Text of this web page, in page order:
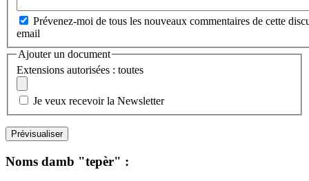
Prévenez-moi de tous les nouveaux commentaires de cette
email
Ajouter un document
Extensions autorisées : toutes
Je veux recevoir la Newsletter
Noms damb "tepèr" :